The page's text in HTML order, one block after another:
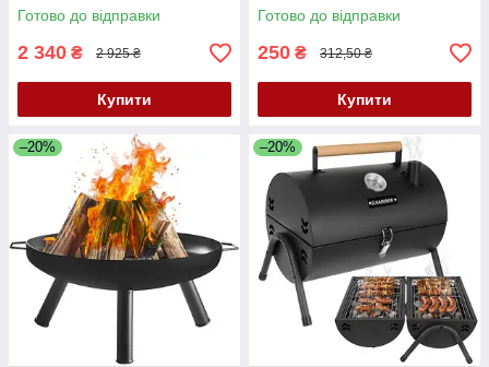
Готово до відправки
2 340 ₴ 2 925 ₴
Купити
Готово до відправки
250 ₴ 312,50 ₴
Купити
–20% –20%